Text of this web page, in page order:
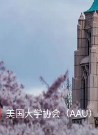
美国大学协会（AAU）